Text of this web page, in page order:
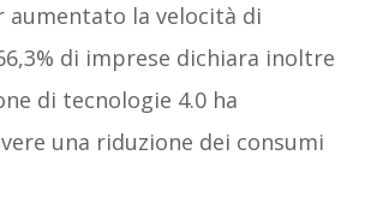
aumentato la velocità di
di imprese dichiara inoltre
di tecnologie 4.0 ha
una riduzione dei consumi